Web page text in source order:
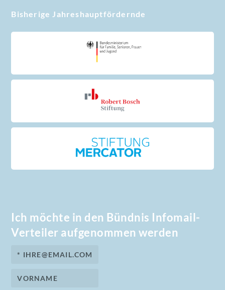
Bisherige Jahreshauptfördernde
Ich möchte in den Bündnis Infomail-
Verteiler aufgenommen werden